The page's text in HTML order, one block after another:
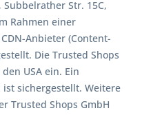
Str. 15C,
Rahmen einer
Anbieter (Content-
Die Trusted Shops
USA ein. Ein
ist sichergestellt. Weitere
Trusted Shops GmbH